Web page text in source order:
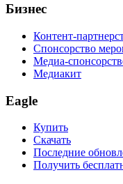
Бизнес
Контент-
Спонсорство
Медиа-
Медиакит
Eagle
Купить
Скачать
Последние
Получить